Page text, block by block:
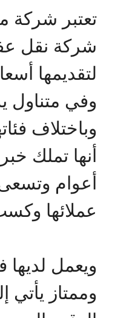
تعتبر شركة
شركة نقل
لتقديمها
وفي متناول
وباختلاف
أنها تملك
أعوام
عملائها
ويعمل
وممتاز يأتي